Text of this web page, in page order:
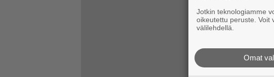
Jotkin teknologiamme
oikeutettu peruste. Voit
välilehdellä.
Omat